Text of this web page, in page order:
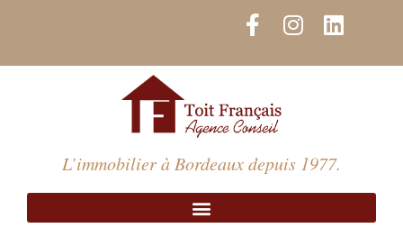
F
a
c
b
o
o
k
-
f
I
n
s
a
m
L
i
n
i
n
L’immobilier à Bordeaux depuis 1977.